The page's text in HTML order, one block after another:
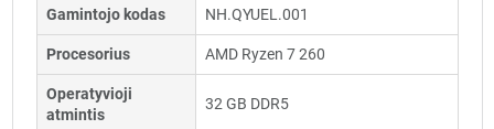
Gamintojo kodas NH.QYUEL.001
Procesorius AMD Ryzen 7 260
Operatyvioji
atmintis
32 GB DDR5